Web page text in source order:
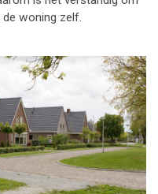
woning zelf.